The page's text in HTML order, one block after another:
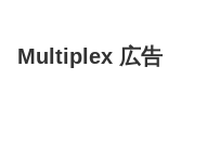
Multiplex 広告